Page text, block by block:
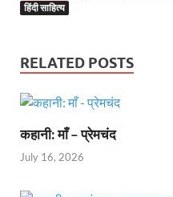
हिंदी साहित्य
RELATED POSTS
कहानी: माँ – प्रेमचंद
July 16, 2026